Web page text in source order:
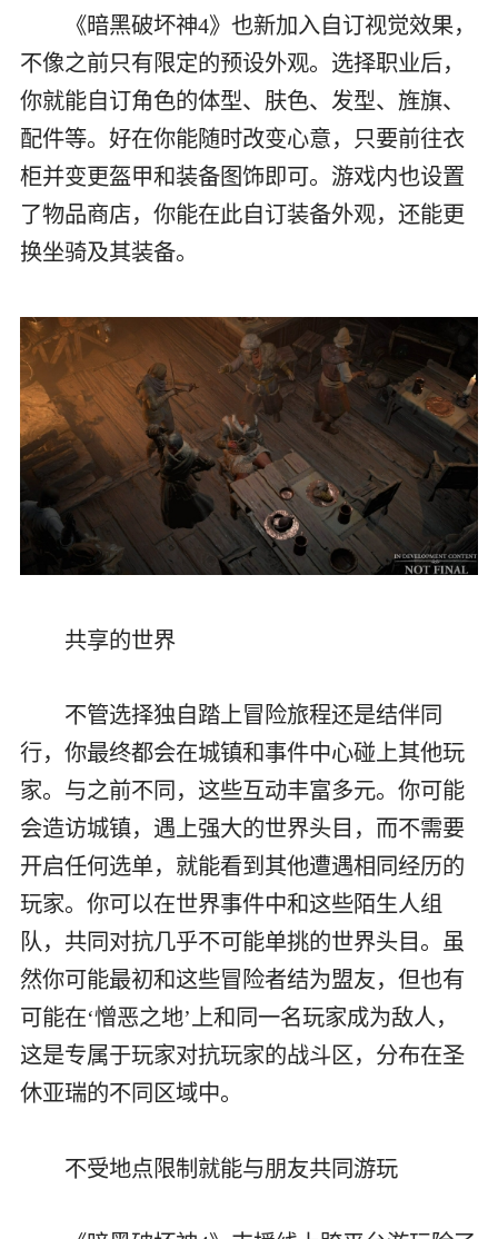
《暗黑破坏神4》也新加入自订视觉效果，
不像之前只有限定的预设外观。选择职业后，
你就能自订角色的体型、肤色、发型、旌旗、
配件等。好在你能随时改变心意，只要前往衣
柜并变更盔甲和装备图饰即可。游戏内也设置
了物品商店，你能在此自订装备外观，还能更
换坐骑及其装备。
共享的世界
不管选择独自踏上冒险旅程还是结伴同
行，你最终都会在城镇和事件中心碰上其他玩
家。与之前不同，这些互动丰富多元。你可能
会造访城镇，遇上强大的世界头目，而不需要
开启任何选单，就能看到其他遭遇相同经历的
玩家。你可以在世界事件中和这些陌生人组
队，共同对抗几乎不可能单挑的世界头目。虽
然你可能最初和这些冒险者结为盟友，但也有
可能在‘憎恶之地’上和同一名玩家成为敌人，
这是专属于玩家对抗玩家的战斗区，分布在圣
休亚瑞的不同区域中。
不受地点限制就能与朋友共同游玩